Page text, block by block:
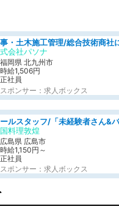
会社パソナ
福岡県 北九州市
時給1,506円
正社員
スポンサー：求人ボックス
料理敦煌
広島県 広島市
時給1,150円～
正社員
スポンサー：求人ボックス